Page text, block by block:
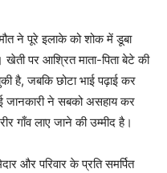
ने पूरे इलाके को शोक में डूबा
खेती पर आश्रित माता-पिता बेटे की
है, जबकि छोटा भाई पढ़ाई कर
जानकारी ने सबको असहाय कर
गाँव लाए जाने की उम्मीद है।
और परिवार के प्रति समर्पित